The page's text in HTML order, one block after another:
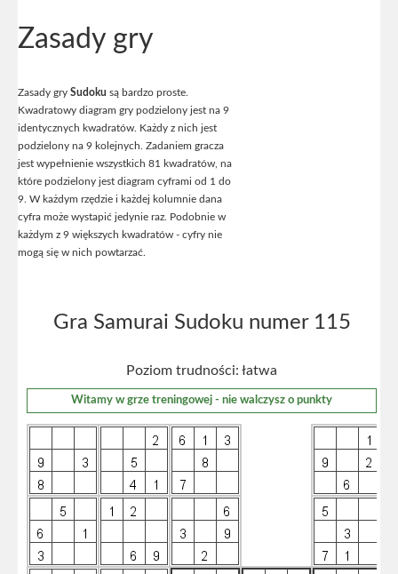
Zasady gry
Zasady gry Sudoku są bardzo proste.
Kwadratowy diagram gry podzielony jest na 9
identycznych kwadratów. Każdy z nich jest
podzielony na 9 kolejnych. Zadaniem gracza
jest wypełnienie wszystkich 81 kwadratów, na
które podzielony jest diagram cyframi od 1 do
9. W każdym rzędzie i każdej kolumnie dana
cyfra może wystapić jedynie raz. Podobnie w
każdym z 9 większych kwadratów - cyfry nie
mogą się w nich powtarzać.
Gra Samurai Sudoku numer 115
Poziom trudności: łatwa
Witamy w grze treningowej - nie walczysz o punkty